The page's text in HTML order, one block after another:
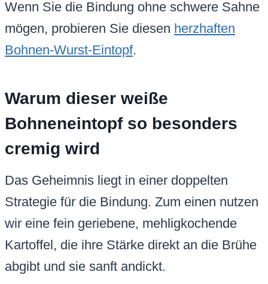
Wenn Sie die Bindung ohne schwere Sahne
mögen, probieren Sie diesen herzhaften
Bohnen-Wurst-Eintopf.
Warum dieser weiße
Bohneneintopf so besonders
cremig wird
Das Geheimnis liegt in einer doppelten
Strategie für die Bindung. Zum einen nutzen
wir eine fein geriebene, mehligkochende
Kartoffel, die ihre Stärke direkt an die Brühe
abgibt und sie sanft andickt.